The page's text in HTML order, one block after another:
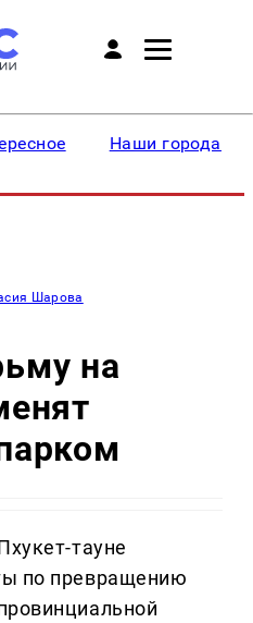
Наши города
Шарова
на
тауне
по превращению